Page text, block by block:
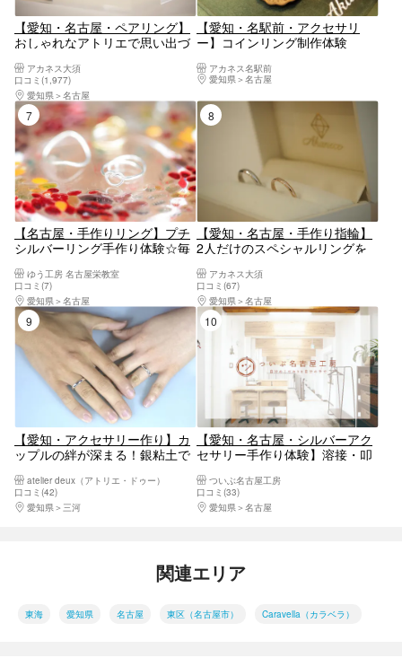
【愛知・名古屋・ペアリング】
おしゃれなアトリエで思い出づ
体験 デザイン豊富でペアリン
グにもおすすめ♪
アカネス大須
口コミ(1,977)
愛知県
名古屋
【愛知・名駅前・アクセサリ
ー】コインリング制作体験
アカネス名駅前
愛知県
名古屋
7位
【名古屋・手作りリング】プチ
シルバーリング手作り体験☆毎
士・カップル・ファミリーに
ゆう工房 名古屋栄教室
口コミ(7)
愛知県
名古屋
8位
【愛知・名古屋・手作り指輪】
2人だけのスペシャルリングを
アカネス大須
口コミ(67)
愛知県
名古屋
9位
【愛知・アクセサリー作り】カ
ップルの絆が深まる！銀粘土で
ャストフィットな着け心地のリ
ングをどうぞ！
atelier deux（アトリエ・ドゥー）
口コミ(42)
愛知県
三河
10位
【愛知・名古屋・シルバーアク
セサリー手作り体験】溶接・叩
ついぶ名古屋工房
口コミ(33)
愛知県
名古屋
関連エリア
東海 愛知県 名古屋 東区（名古屋市） Caravella（カラベラ）